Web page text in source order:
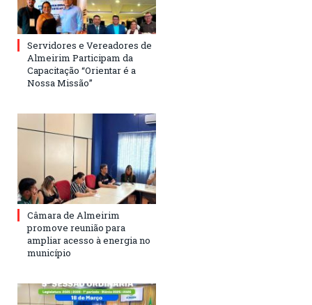
Servidores e Vereadores de
Almeirim Participam da
Capacitação “Orientar é a
Nossa Missão”
Câmara de Almeirim
promove reunião para
ampliar acesso à energia no
município